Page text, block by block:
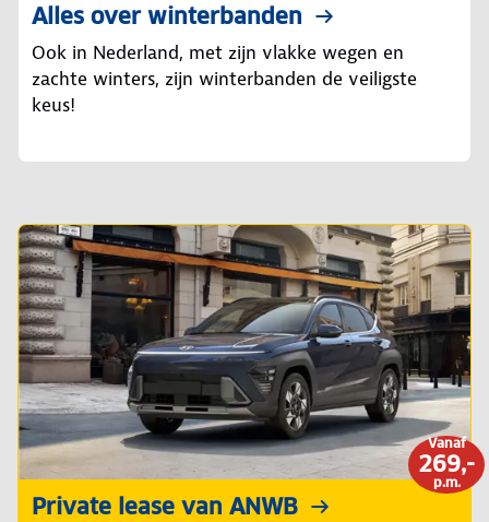
Alles over winterbanden
Ook in Nederland, met zijn vlakke wegen en
zachte winters, zijn winterbanden de veiligste
keus!
Vanaf
269,-
p.m.
Private lease van ANWB